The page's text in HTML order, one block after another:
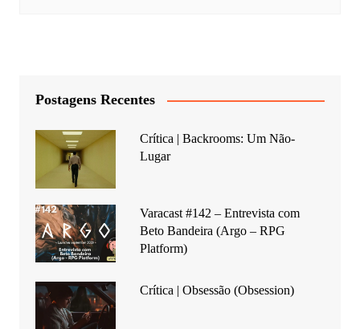
Postagens Recentes
Crítica | Backrooms: Um Não-
Lugar
Varacast #142 – Entrevista com
Beto Bandeira (Argo – RPG
Platform)
Crítica | Obsessão (Obsession)